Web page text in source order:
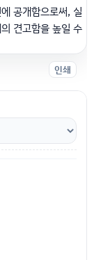
공개함으로써, 실
견고함을 높일 수
인쇄